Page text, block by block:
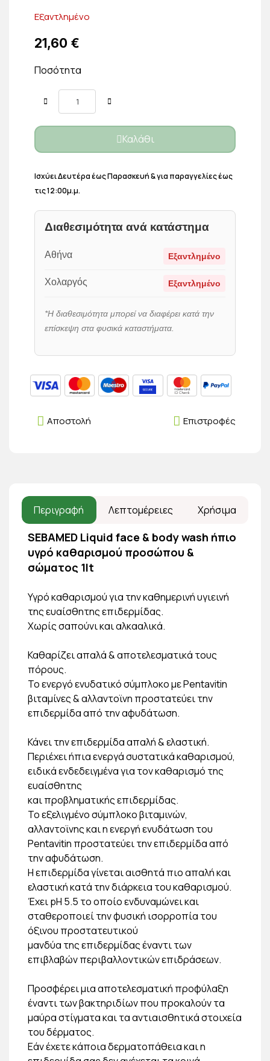
Εξαντλημένο
21,60 €
Ποσότητα
Καλάθι
Ισχύει Δευτέρα έως Παρασκευή & για παραγγελίες έως
τις 12:00μ.μ.
Διαθεσιμότητα ανά κατάστημα
Αθήνα Εξαντλημένο
Χολαργός Εξαντλημένο
*Η διαθεσιμότητα μπορεί να διαφέρει κατά την
επίσκεψη στα φυσικά καταστήματα.
Επιστροφές
Αποστολή
Περιγραφή Λεπτομέρειες Χρήσιμα
SEBAMED Liquid face & body wash ήπιο
υγρό καθαρισμού προσώπου &
σώματος 1lt
Υγρό καθαρισμού για την καθημερινή υγιεινή
της ευαίσθητης επιδερμίδας.
Χωρίς σαπούνι και αλκααλικά.
Καθαρίζει απαλά & αποτελεσματικά τους
πόρους.
Το ενεργό ενυδατικό σύμπλοκο με Pentavitin
βιταμίνες & αλλαντοϊνη προστατεύει την
επιδερμίδα από την αφυδάτωση.
Κάνει την επιδερμίδα απαλή & ελαστική.
Περιέχει ήπια ενεργά συστατικά καθαρισμού,
ειδικά ενδεδειγμένα για τον καθαρισμό της
ευαίσθητης
και προβληματικής επιδερμίδας.
Το εξελιγμένο σύμπλοκο βιταμινών,
αλλαντοϊνης και η ενεργή ενυδάτωση του
Pentavitin προστατεύει την επιδερμίδα από
την αφυδάτωση.
Η επιδερμίδα γίνεται αισθητά πιο απαλή και
ελαστική κατά την διάρκεια του καθαρισμού.
Έχει pH 5.5 το οποίο ενδυναμώνει και
σταθεροποιεί την φυσική ισορροπία του
όξινου προστατευτικού
μανδύα της επιδερμίδας έναντι των
επιβλαβών περιβαλλοντικών επιδράσεων.
Προσφέρει μια αποτελεσματική προφύλαξη
έναντι των βακτηριδίων που προκαλούν τα
μαύρα στίγματα και τα αντιαισθητικά στοιχεία
του δέρματος.
Εάν έχετε κάποια δερματοπάθεια και η